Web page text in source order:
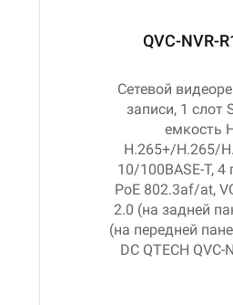
QVC-NVR-
Сетевой
записи, 1 слот
емкость
H.265+/H.265/
10/100BASE-T, 4
PoE 802.3af/at,
2.0 (на задней
(на передней
DC QTECH